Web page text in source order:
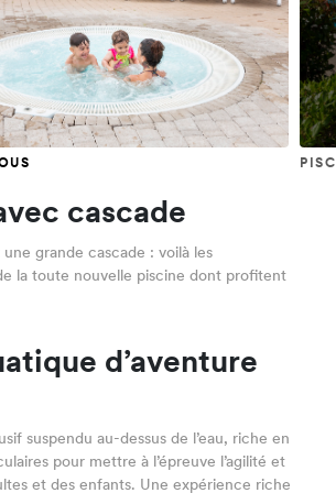
cascade
grande cascade : voilà les
la toute nouvelle piscine dont profitent
d’aventure
suspendu au-dessus de l’eau, riche en
pour mettre à l’épreuve l’agilité et
et des enfants. Une expérience riche